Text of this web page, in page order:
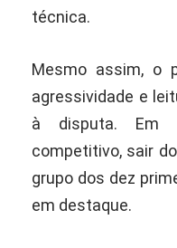
técnica.
Mesmo assim, o
agressividade e
à disputa. Em
competitivo, sair
grupo dos dez
em destaque.